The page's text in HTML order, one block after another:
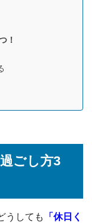
！
ごし方3
うしても
「休日く